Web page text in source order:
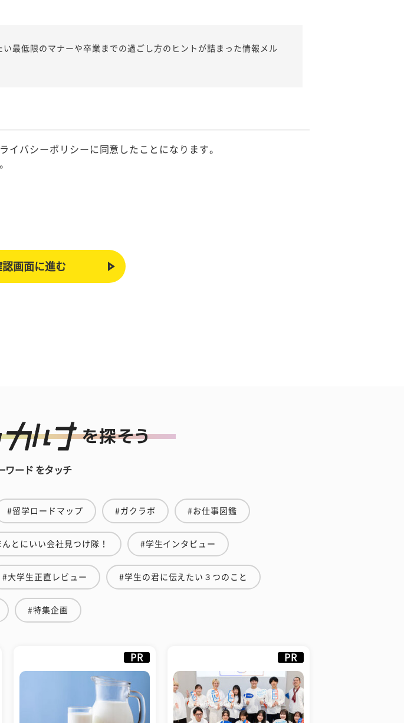
最低限のマナーや卒業までの過ごし方のヒントが詰まった情報メル
イバシーポリシーに同意したことになります。
ワード をタッチ
#留学ロードマップ #ガクラボ #お仕事図鑑
んとにいい会社見つけ隊！ #学生インタビュー
#大学生正直レビュー #学生の君に伝えたい３つのこと
#特集企画
PR PR